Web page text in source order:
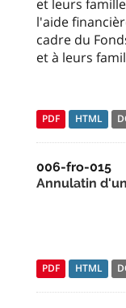
et leurs
l'aide
cadre du
et à leurs
PDF HTML
006-fro-015
Annulatin
PDF HTML